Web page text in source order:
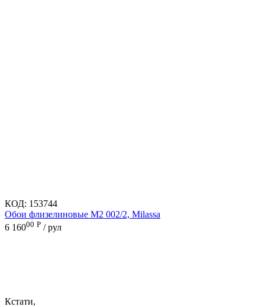
КОД: 153744
Обои флизелиновые M2 002/2, Milassa
6 16000 Р / рул
Кстати,